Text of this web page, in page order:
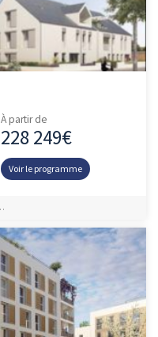
À partir de
228 249€
Voir le programme